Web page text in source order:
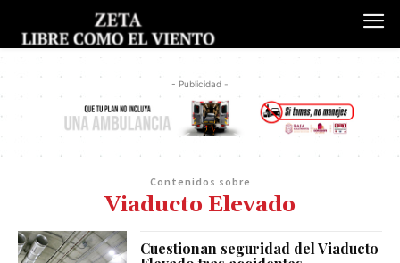
- Publicidad -
Contenidos sobre
Viaducto Elevado
Cuestionan seguridad del Viaducto